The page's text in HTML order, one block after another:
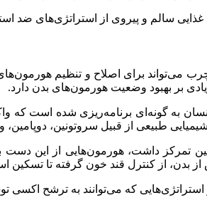
سالم و پیروی از استراتژی‌های ضد
می‌تواند برای اصلاح و تنظیم
بر بهبود وضعیت هورمون‌های بدن دارد.
به گونه‌ای برنامه‌ریزی شده است که
طبیعی از قبیل سروتونین،
تمرکز داشت، هورمون‌هایی از این
بدن، از کنترل قند خون گرفته تا
که می‌توانند به ترشح اکسی